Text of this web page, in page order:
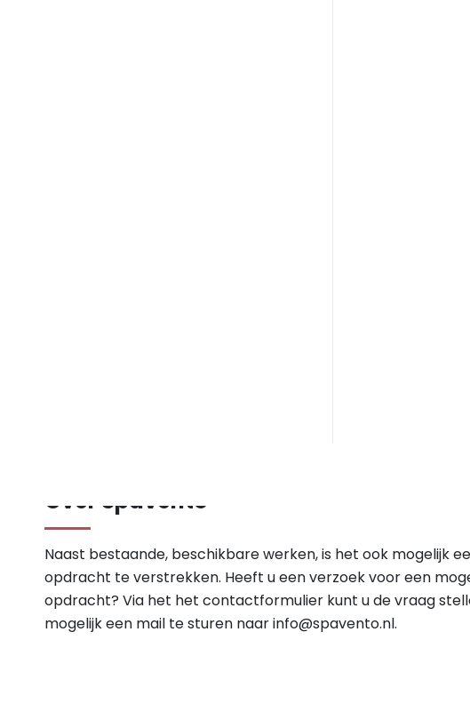
Over Spavento
Naast bestaande, beschikbare werken, is het ook mogelijk
opdracht te verstrekken. Heeft u een verzoek voor een
opdracht? Via het het contactformulier kunt u de vraag
mogelijk een mail te sturen naarinfo@spavento.nl.